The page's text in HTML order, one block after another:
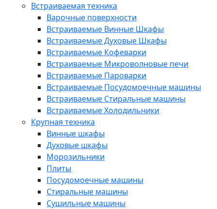
Встраиваемая техника
Варочные поверхности
Встраиваемые Винные Шкафы
Встраиваемые Духовые Шкафы
Встраиваемые Кофеварки
Встраиваемые Микроволновые печи
Встраиваемые Пароварки
Встраиваемые Посудомоечные машины
Встраиваемые Стиральные машины
Встраиваемые Холодильники
Крупная техника
Винные шкафы
Духовые шкафы
Морозильники
Плиты
Посудомоечные машины
Стиральные машины
Сушильные машины